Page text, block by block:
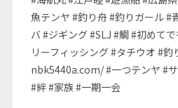
魚テンヤ #釣り舟 #釣りガール #
バ #ジギング #SLJ #鯛 #初めて
リーフィッシング #タチウオ #
nbk5440a.com/ #一つテンヤ #
#絆 #家族 #一期一会